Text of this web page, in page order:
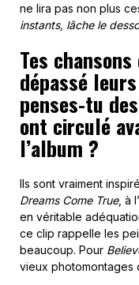
ne lira pas non plus
instants, lâche le
Tes
dépassé
penses-tu
ont circulé
l’album ?
Ils sont vraiment
Dreams Come True, à
en véritable
ce clip rappelle les
beaucoup. Pour
vieux photomontages